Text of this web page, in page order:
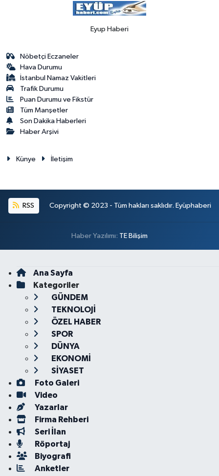
Eyup Haberi
Nöbetçi Eczaneler
Hava Durumu
İstanbul Namaz Vakitleri
Trafik Durumu
Puan Durumu ve Fikstür
Tüm Manşetler
Son Dakika Haberleri
Haber Arşivi
Künye İletişim
RSS Copyright © 2023 - Tüm hakları saklıdır. Eyüphaberi
Haber Yazılımı: TE Bilişim
Ana Sayfa
Kategoriler
GÜNDEM
TEKNOLOJİ
ÖZEL HABER
SPOR
DÜNYA
EKONOMİ
SİYASET
Foto Galeri
Video
Yazarlar
Firma Rehberi
Seri İlan
Röportaj
Biyografi
Anketler